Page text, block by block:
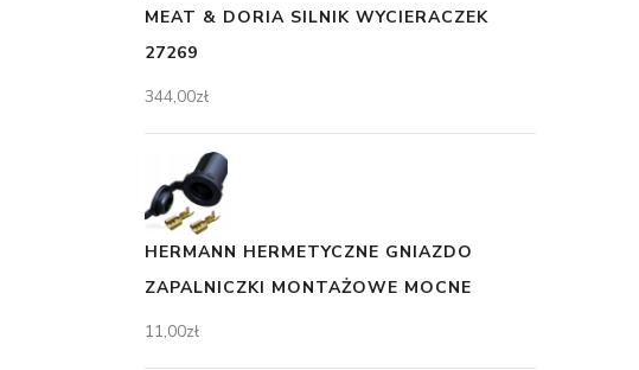
MEAT & DORIA SILNIK WYCIERACZEK
27269
344,00zł
HERMANN HERMETYCZNE GNIAZDO
ZAPALNICZKI MONTAŻOWE MOCNE
11,00zł